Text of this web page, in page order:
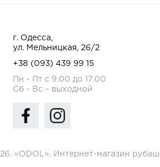
г. Одесса,
ул. Мельницкая, 26/2
+38 (093) 439 99 15
Пн - Пт с 9.00 до 17.00
Сб - Вс – выходной
«ODOL». Интернет-магазин